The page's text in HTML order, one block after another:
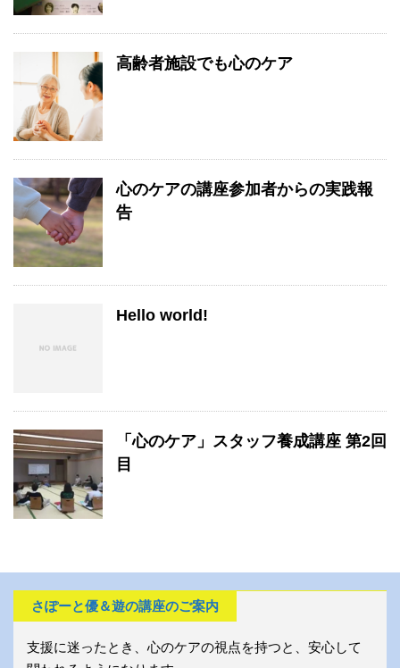
高齢者施設でも心のケア
心のケアの講座参加者からの実践報
告
Hello world!
「心のケア」スタッフ養成講座 第2回
目
さぽーと優＆遊の講座のご案内
支援に迷ったとき、心のケアの視点を持つと、安心して